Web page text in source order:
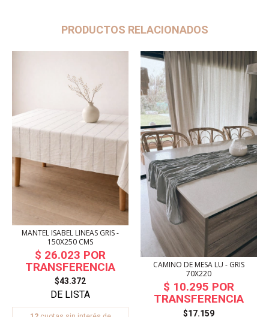
PRODUCTOS RELACIONADOS
MANTEL ISABEL LINEAS GRIS -
150X250 CMS
$43.372
CAMINO DE MESA LU - GRIS
70X220
$17.159